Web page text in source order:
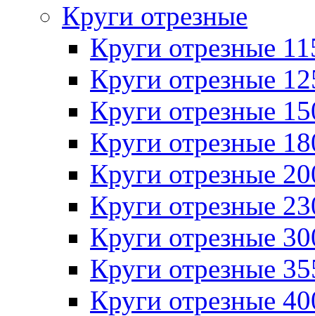
Круги отрезные
Круги отрезные
Круги отрезные
Круги отрезные
Круги отрезные
Круги отрезные
Круги отрезные
Круги отрезные
Круги отрезные
Круги отрезные